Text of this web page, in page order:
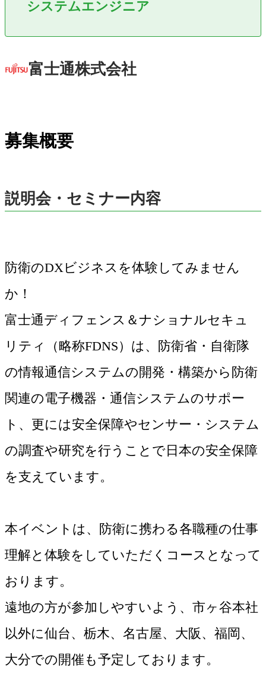
システムエンジニア
富士通株式会社
募集概要
説明会・セミナー内容
防衛のDXビジネスを体験してみません
か！
富士通ディフェンス＆ナショナルセキュ
リティ（略称FDNS）は、防衛省・自衛隊
の情報通信システムの開発・構築から防衛
関連の電子機器・通信システムのサポー
ト、更には安全保障やセンサー・システム
の調査や研究を行うことで日本の安全保障
を支えています。
本イベントは、防衛に携わる各職種の仕事
理解と体験をしていただくコースとなって
おります。
遠地の方が参加しやすいよう、市ヶ谷本社
以外に仙台、栃木、名古屋、大阪、福岡、
大分での開催も予定しております。